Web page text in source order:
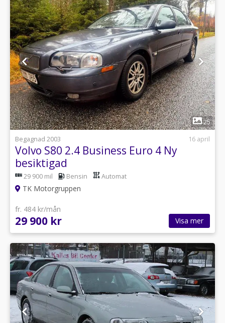
1
25
Begagnad 2003
16 april
Volvo S80 2.4 Business Euro 4 Ny
besiktigad
29 900 mil Bensin Automat
TK Motorgruppen
fr. 484 kr/mån
29 900 kr Visa mer